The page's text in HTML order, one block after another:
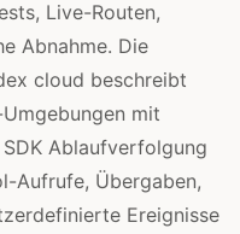
Live-Routen,
Abnahme. Die
cloud beschreibt
mit
Ablaufverfolgung
Aufrufe, Übergaben,
Ereignisse